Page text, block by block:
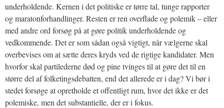
underholdende. Kernen i det politiske er tørre tal, tunge rapporter
og maratonforhandlinger. Resten er ren overflade og polemik – eller
med andre ord forsøg på at gøre politik underholdende og
vedkommende. Det er som sådan også vigtigt, når vælgerne skal
overbevises om at sætte deres kryds ved de rigtige kandidater. Men
hvorfor skal partilederne død og pine tvinges til at gøre det til en
større del af folketingsdebatten, end det allerede er i dag? Vi bør i
stedet forsøge at opretholde et offentligt rum, hvor det ikke er det
polemiske, men det substantielle, der er i fokus.